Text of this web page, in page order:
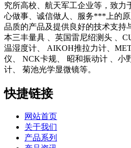
究所高校、航天军工企业等，致力
心做事、诚信做人、服务***上的
品质的产品及提供良好的技术支持
本三丰量具 、英国雷尼绍测头 、
温湿度计、 AIKOH推拉力计、
仪、 NCK卡规、 昭和振动计 、小
计、 菊池光学显微镜等。
快捷链接
网站首页
关于我们
产品系列